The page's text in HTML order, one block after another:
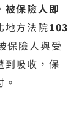
被保險人即
地方法院103
保險人與受
到吸收，保